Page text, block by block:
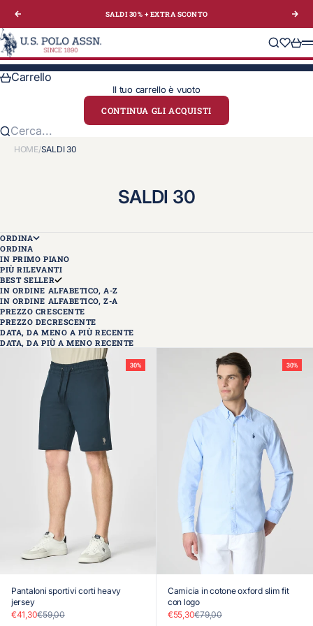
Precedente
SALDI 30% + EXTRA SCONTO
U.S. Polo Assn. Italy
Cerca
Carrello
Il tuo carrello è vuoto
CONTINUA GLI ACQUISTI
Cerca...
HOME/SALDI 30
SALDI 30
ORDINA
ORDINA
IN PRIMO PIANO
PIÙ RILEVANTI
BEST SELLER
IN ORDINE ALFABETICO, A-Z
IN ORDINE ALFABETICO, Z-A
PREZZO CRESCENTE
PREZZO DECRESCENTE
DATA, DA MENO A PIÙ RECENTE
DATA, DA PIÙ A MENO RECENTE
30%
Pantaloni sportivi corti heavy
jersey
Prezzo scontato
€41,30Prezzo
€59,00
30%
Camicia in cotone oxford slim fit
con logo
Prezzo scontato
€55,30Prezzo
€79,00